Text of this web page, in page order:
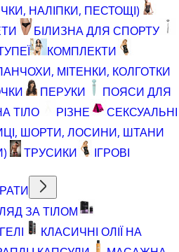
НАЛІПКИ, ПЕСТОЩІ)
БІЛИЗНА ДЛЯ СПОРТУ
КОМПЛЕКТИ
МІТЕНКИ, КОЛГОТКИ
ПЕРУКИ
ПОЯСИ ДЛЯ
ТІЛО РІЗНЕ
СЕКСУАЛЬНІ
ШОРТИ, ЛОСИНИ, ШТАНИ
ТРУСИКИ
ІГРОВІ
ЗА ТІЛОМ
КЛАСИЧНІ ОЛІЇ НА